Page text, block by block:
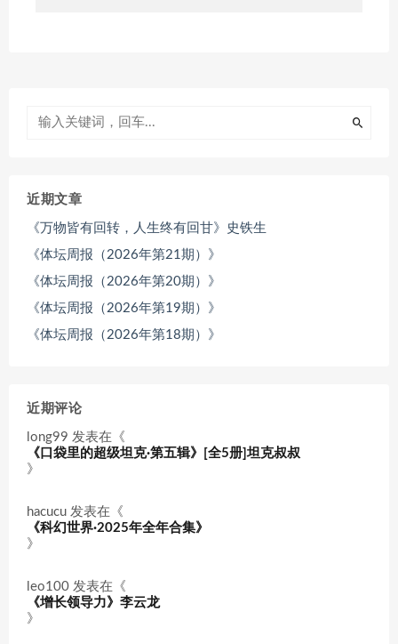
近期文章
《万物皆有回转，人生终有回甘》史铁生
《体坛周报（2026年第21期）》
《体坛周报（2026年第20期）》
《体坛周报（2026年第19期）》
《体坛周报（2026年第18期）》
近期评论
long99 发表在《
《口袋里的超级坦克·第五辑》[全5册]坦克叔叔
》
hacucu 发表在《
《科幻世界·2025年全年合集》
》
leo100 发表在《
《增长领导力》李云龙
》